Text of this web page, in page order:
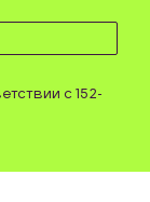
с 152-